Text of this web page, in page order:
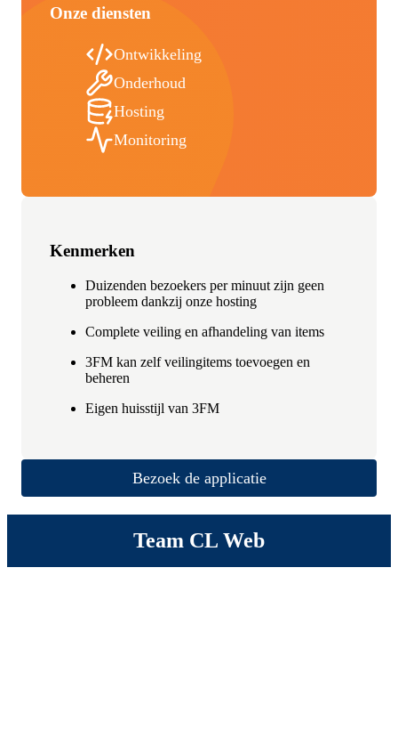
Onze diensten
Ontwikkeling
Onderhoud
Hosting
Monitoring
Kenmerken
Duizenden bezoekers per minuut zijn geen
probleem dankzij onze hosting
Complete veiling en afhandeling van items
3FM kan zelf veilingitems toevoegen en
beheren
Eigen huisstijl van 3FM
Bezoek de applicatie
Team CL Web